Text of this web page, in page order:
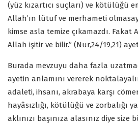
(yüz kızartıcı suçları) ve kötülüğü
Allah’ın lütuf ve merhameti
kimse asla temize çıkamazdı. Fakat
Allah işitir ve bilir.” (Nur,24/19,21)
Burada mevzuyu daha fazla
ayetin anlamını vererek
adaleti, ihsanı, akrabaya karşı
hayâsızlığı, kötülüğü ve zorbalığı
aklınızı başınıza alasınız diye